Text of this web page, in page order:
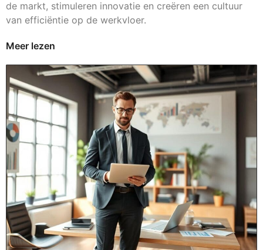
de markt, stimuleren innovatie en creëren een cultuur
van efficiëntie op de werkvloer.
Meer lezen